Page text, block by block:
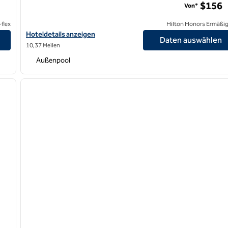
flex
Hoteldetails für Sonoma Valley Inn, Tapestry Collection by Hilton
Hoteldetails anzeigen
10,37 Meilen
Von* $156
Hilton Honors
Daten auswählen
Außenpool
nächstes Bild
1 von 12